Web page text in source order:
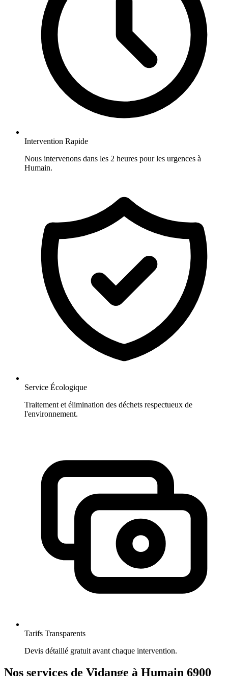
Intervention Rapide
Nous intervenons dans les 2 heures pour les urgences à
Humain.
Service Écologique
Traitement et élimination des déchets respectueux de
l'environnement.
Tarifs Transparents
Devis détaillé gratuit avant chaque intervention.
Nos services de Vidange à Humain 6900